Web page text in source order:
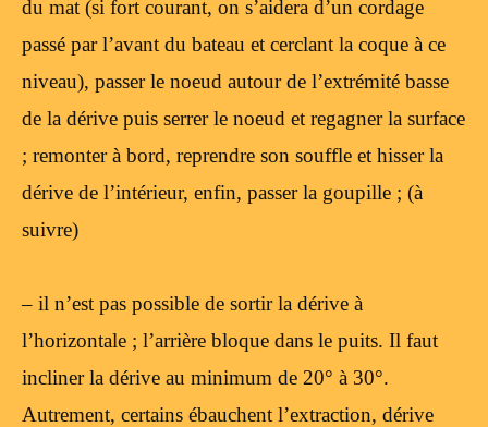
du mat (si fort courant, on s’aidera d’un cordage
passé par l’avant du bateau et cerclant la coque à ce
niveau), passer le noeud autour de l’extrémité basse
de la dérive puis serrer le noeud et regagner la surface
; remonter à bord, reprendre son souffle et hisser la
dérive de l’intérieur, enfin, passer la goupille ; (à
suivre)
– il n’est pas possible de sortir la dérive à
l’horizontale ; l’arrière bloque dans le puits. Il faut
incliner la dérive au minimum de 20° à 30°.
Autrement, certains ébauchent l’extraction, dérive